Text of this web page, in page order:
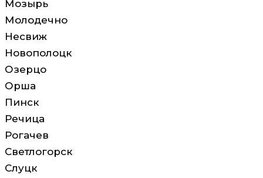
Мозырь
Молодечно
Несвиж
Новополоцк
Озерцо
Орша
Пинск
Речица
Рогачев
Светлогорск
Слуцк